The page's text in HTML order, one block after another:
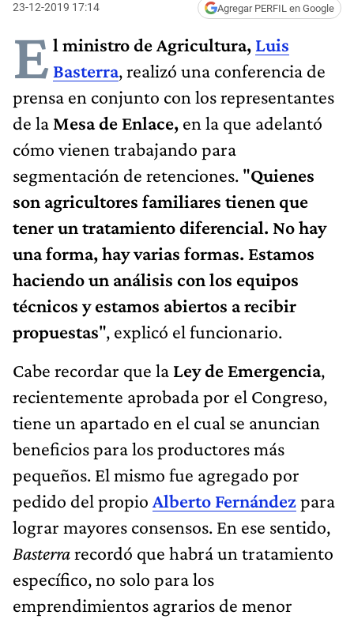
23-12-2019 17:14 Agregar PERFIL en Google
E l ministro de Agricultura, Luis
Basterra, realizó una conferencia de
prensa en conjunto con los representantes
de la Mesa de Enlace, en la que adelantó
cómo vienen trabajando para
segmentación de retenciones. "Quienes
son agricultores familiares tienen que
tener un tratamiento diferencial. No hay
una forma, hay varias formas. Estamos
haciendo un análisis con los equipos
técnicos y estamos abiertos a recibir
propuestas", explicó el funcionario.
Cabe recordar que la Ley de Emergencia,
recientemente aprobada por el Congreso,
tiene un apartado en el cual se anuncian
beneficios para los productores más
pequeños. El mismo fue agregado por
pedido del propio Alberto Fernándezpara
lograr mayores consensos. En ese sentido,
Basterrarecordó que habrá un tratamiento
específico, no solo para los
emprendimientos agrarios de menor